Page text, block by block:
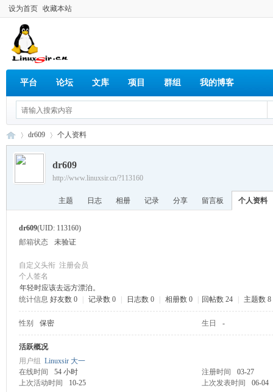
设为首页 收藏本站
平台 论坛 文库 项目 群组 我的博客
dr609 个人资料
dr609
http://www.linuxsir.cn/?113160
主题 日志 相册 记录 分享 留言板 个人资料
dr609(UID: 113160)
邮箱状态
未验证
自定义头衔 注册会员
个人签名
年轻时应该去远方漂泊。
统计信息 好友数 0 记录数 0 日志数 0 相册数 0 回帖数 24 主题数 8
性别 保密 生日 -
活跃概况
用户组 Linuxsir 大一
在线时间
54 小时 注册时间
03-27
上次活动时间
10-25 上次发表时间 06-04